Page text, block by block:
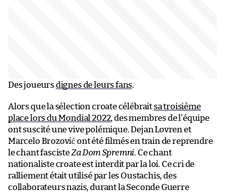
Des joueursdignes de leurs fans.
Alors que la sélection croate célébrait sa troisième
place lors du Mondial 2022, des membres de l’équipe
ont suscité une vive polémique. Dejan Lovren et
Marcelo Brozović ont été filmés en train de reprendre
le chant fascisteZa Dom Spremni. Ce chant
nationaliste croate est interdit par la loi. Ce cri de
ralliement était utilisé par les Oustachis, des
collaborateurs nazis, durant la Seconde Guerre